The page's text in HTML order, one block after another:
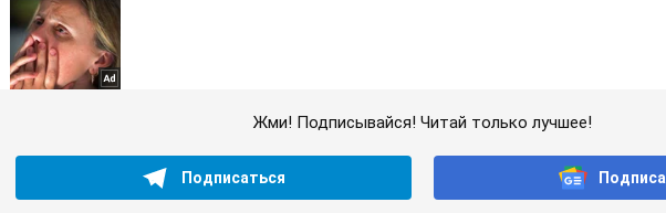
Жми! Подписывайся! Читай только лучшее!
Подписаться